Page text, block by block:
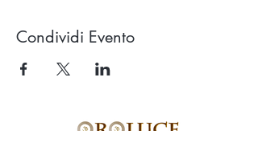
Condividi Evento